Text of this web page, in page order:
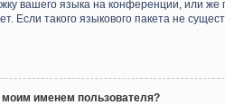
вашего языка на конференции, или
Если такого языкового пакета не
именем пользователя?